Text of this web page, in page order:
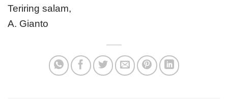
Teriring salam,
A. Gianto